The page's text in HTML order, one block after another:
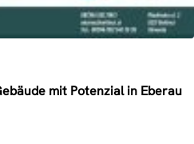
mit Potenzial in Eberau